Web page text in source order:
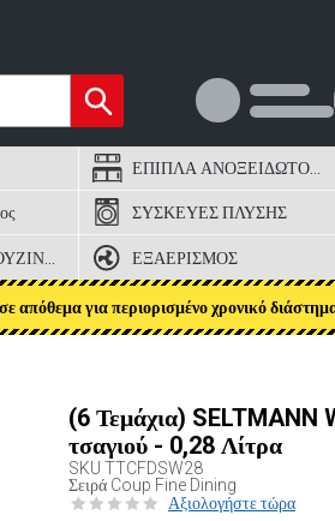
ΕΠΙΠΛΑ ΑΝΟΞΕΙΔΩΤΟΣ ΧΑΛΥΒΑΣ
ΣΥΣΚΕΥΕΣ ΠΛΥΣΗΣ
ΕΞΑΕΡΙΣΜΟΣ
απόθεμα για περιορισμένο χρονικό
(6 Τεμάχια) SELTMANN
τσαγιού - 0,28 Λίτρα
SKU TTCFDSW28
Σειρά Coup Fine Dining
Αξιολογήστε τώρα